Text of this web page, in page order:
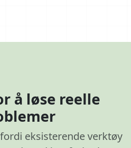
å løse reelle
eksisterende verktøy